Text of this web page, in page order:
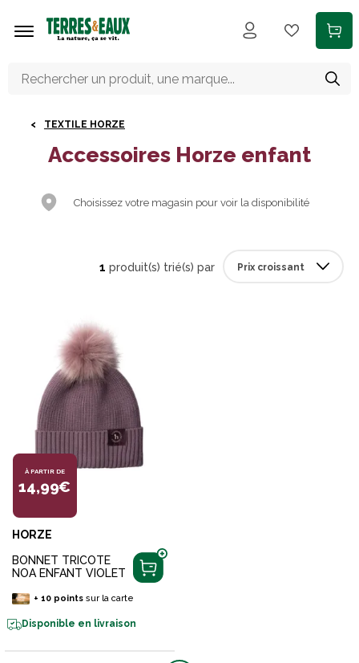
TEXTILE HORZE
Accessoires Horze enfant
Choisissez votre magasin pour voir la disponibilité
1 produit(s) trié(s) par
À PARTIR DE
14,99€
HORZE
BONNET TRICOTE
NOA ENFANT VIOLET
+ 10pointssur la carte
Disponible en livraison